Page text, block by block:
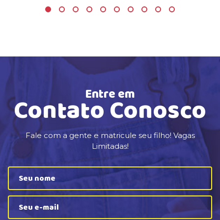
Entre em
Contato Conosco
Fale com a gente e matricule seu filho! Vagas
Limitadas!